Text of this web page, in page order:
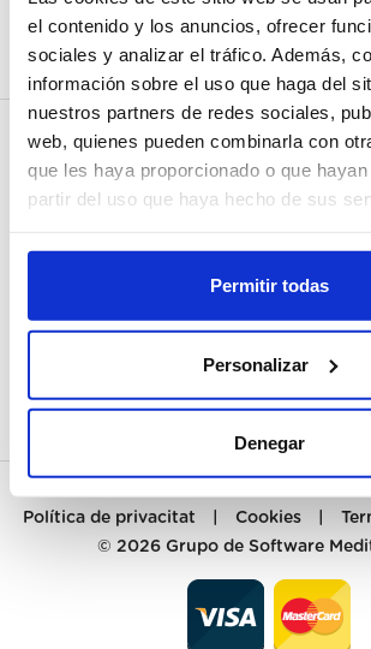
el contenido y los anuncios, ofrecer
sociales y analizar el tráfico. Además,
información sobre el uso que haga del
nuestros partners de redes sociales,
web, quienes pueden combinarla con
que les haya proporcionado o que
partir del uso que haya hecho de sus
Permitir todas
Personalizar
Denegar
REGISTRAR-ME
CONTACTE
PREGUNTAS FRECUENTES
Política de privacitat Cookies
© 2026 Grupo de Software